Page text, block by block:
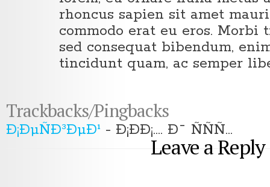
rhoncus sapien sit amet
commodo erat eu eros. Morbi
sed consequat bibendum,
tincidunt quam, ac semper
Trackbacks/Pingbacks
Ð¡ÐµÑÐ³ÐµÐ¹ - Ð¡ÐÐ¡.... Ð¯ ÑÑÑ...
Leave a Reply